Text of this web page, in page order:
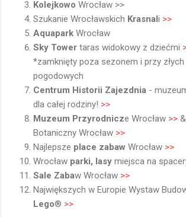
Kolejkowo Wrocław >>
Szukanie Wrocławskich Krasnali >>
Aquapark Wrocław
Sky Tower taras widokowy z dziećmi
*zamknięty poza sezonem i przy
pogodowych
Centrum Historii Zajezdnia -
dla całej rodziny! >>
Muzeum Przyrodnicze Wrocław >>
Botaniczny Wrocław >>
Najlepsze place zabaw Wrocław >>
Wrocław parki, lasy miejsca na
Sale Zabaw Wrocław >>
Największych w Europie Wystaw
Lego­® >>